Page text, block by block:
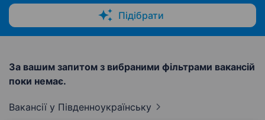
Підібрати
За вашим запитом з вибраними фільтрами вакансій
поки немає.
Вакансії у Південноукраїнську